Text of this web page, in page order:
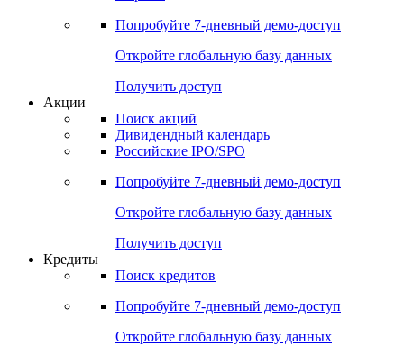
Cbonds Pages
Опросы
Попробуйте7-дневный
Откройте глобальную базу данных
Получить доступ
Поиск акций
Российские IPO/SPO
Попробуйте7-дневный
Откройте глобальную базу данных
Получить доступ
Поиск кредитов